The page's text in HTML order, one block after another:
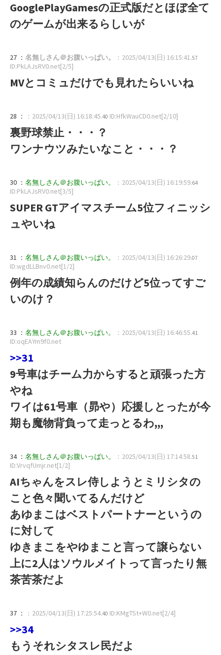
GooglePlayGamesの正式版だとほぼ全て
のゲームが出来るらしいが
27 ： 名無しさん＠お腹いっぱい。 ：2025/04/13(日) 16:15:41 .57
ID:PkLAJsRV0.net[2/5]
MVとコミュだけでも見れたらいいね
28 ： ：2025/04/13(日) 16:18:45.40 ID:HfkWauCD0.net[2/10]
裏野球禁止・・・？
ワンナウツみたいなこと・・・？
30 ： 名無しさん＠お腹いっぱい。 ：2025/04/13(日) 16:19:59.64
ID:PkLAJsRV0.net[3/5]
SUPER GTアイマスチーム5位フィニッシ
ュやいね
31 ： 名無しさん＠お腹いっぱい。 ：2025/04/13(日) 16:26:29.07
ID:wgdLLBnv0.net[1/2]
例年の成績知らんのだけど5位ってすご
いのけ？
33 ： 名無しさん＠お腹いっぱい。 ：2025/04/13(日) 16:46:55.41
ID:oqEAYm9f0.net
>>31
9号車はチーム力からすると頑張った方
やね
ワイは61号車（昴や）応援しとったが今
期も魔物背負って走っとるわ,,,
34 ： 名無しさん＠お腹いっぱい。 ：2025/04/13(日) 17:14:58.51
ID:VrvqfUmjr.net[1/2]
AIちゃんをスレ侍しようとミリシタの
こと色々聞いてるんだけど
あゆまこはベストパートナーというの
に対して
ゆきまこをやゆまこと言って譲らない
上に2人はソウルメイトって言ったり無
茶苦茶だよ
37 ： ：2025/04/13(日) 17:25:54.40 ID:KMgTSt+W0.net[2/4]
>>34
もうそれシタスレ民だよ